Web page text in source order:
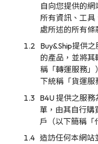
自向您提供的
所有資訊、工
處所述的所有條
Buy&Ship提供
的產品，並將
稱「轉運服務」
下統稱「貨運服
B4U 提供之服
單，由其自行購
戶（以下簡稱「
造訪任何本網站